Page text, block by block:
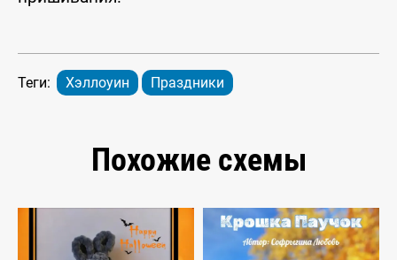
Теги: Хэллоуин Праздники
Похожие схемы